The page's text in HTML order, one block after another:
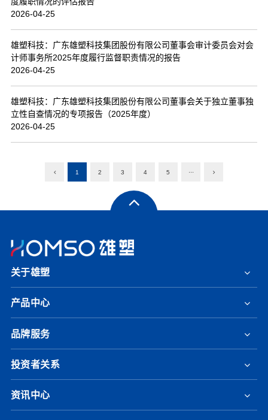
2026-04-25
雄塑科技：广东雄塑科技集团股份有限公司董事会审计委员会对会
计师事务所2025年度履行监督职责情况的报告
2026-04-25
雄塑科技：广东雄塑科技集团股份有限公司董事会关于独立董事独
立性自查情况的专项报告（2025年度）
2026-04-25
1 2 3 4 5 ···
关于雄塑
产品中心
品牌服务
投资者关系
资讯中心